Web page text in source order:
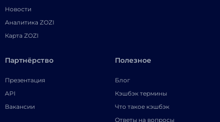
Новости
Аналитика ZOZI
Карта ZOZI
Партнёрство
Презентация
API
Вакансии
Полезное
Блог
Кэшбэк термины
Что такое кэшбэк
Ответы на вопросы